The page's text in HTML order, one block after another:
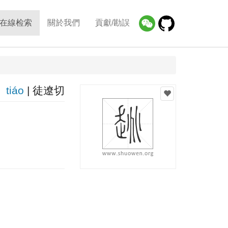
在線检索 關於我們 貢獻/勘誤
tiáo | 徒遼切